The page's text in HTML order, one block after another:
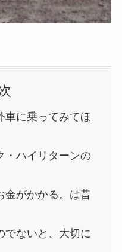
車に乗ってみてほ
・ハイリターンの
金がかかる。は昔
でないと、大切に